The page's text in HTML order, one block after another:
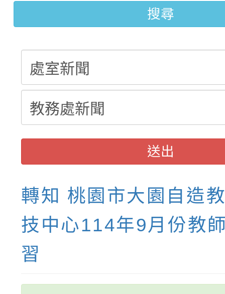
學年度第1學期第7次
【甄選結果(第3招)】
結果(第3招)
搜尋
送出
轉知 桃園市大園自造
技中心114年9月份教
習